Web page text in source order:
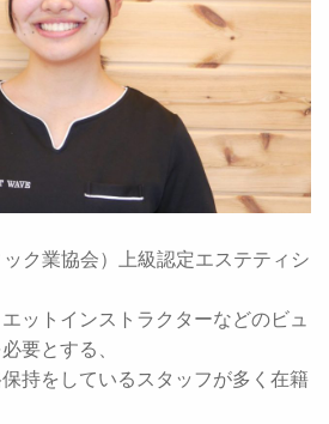
ク業協会）上級認定エステティシ
ットインストラクターなどのビュ
要とする、
持をしているスタッフが多く在籍